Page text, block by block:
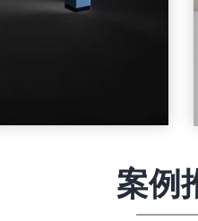
案例